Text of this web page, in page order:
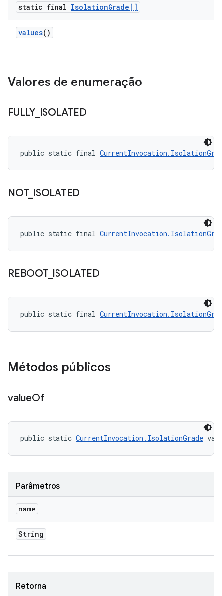
static final IsolationGrade[]
values()
Valores de enumeração
FULLY_ ISOLATED
public static final
NOT_ ISOLATED
public static final
REBOOT_ ISOLATED
public static final
Métodos públicos
valueOf
public static CurrentInvocation.IsolationGrade
Parâmetros
name
String
Retorna